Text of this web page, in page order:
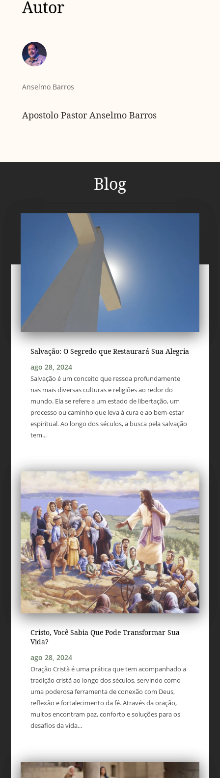
Autor
Anselmo Barros
Apostolo Pastor Anselmo Barros
Blog
Salvação: O Segredo que Restaurará Sua Alegria
ago 28, 2024
Salvação é um conceito que ressoa profundamente
nas mais diversas culturas e religiões ao redor do
mundo. Ela se refere a um estado de libertação, um
processo ou caminho que leva à cura e ao bem-estar
espiritual. Ao longo dos séculos, a busca pela salvação
tem...
Cristo, Você Sabia Que Pode Transformar Sua
Vida?
ago 28, 2024
Oração Cristã é uma prática que tem acompanhado a
tradição cristã ao longo dos séculos, servindo como
uma poderosa ferramenta de conexão com Deus,
reflexão e fortalecimento da fé. Através da oração,
muitos encontram paz, conforto e soluções para os
desafios da vida...